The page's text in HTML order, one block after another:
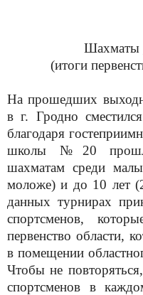
Шахматы
(итоги
На прошедших
в г. Гродно
благодаря
школы №20
шахматам среди
моложе) и до 10 лет
данных турнирах
спортсменов,
первенство области,
в помещении
Чтобы не
спортсменов в